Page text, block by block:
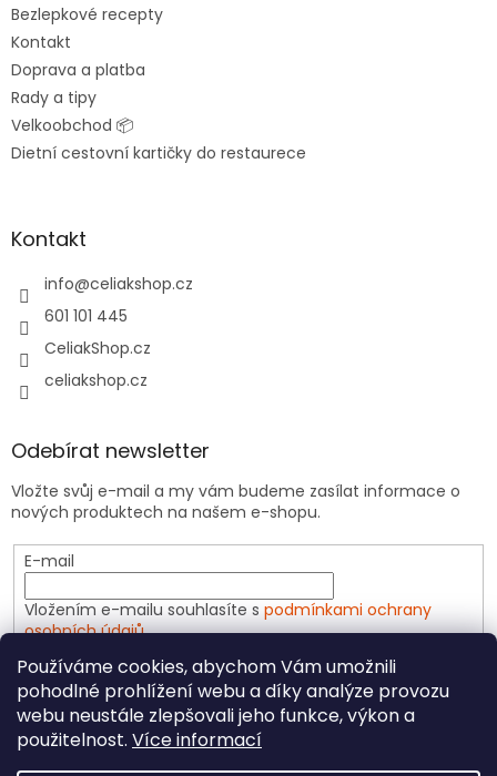
Používáme cookies, abychom Vám umožnili
pohodlné prohlížení webu a díky analýze provozu
webu neustále zlepšovali jeho funkce, výkon a
použitelnost. Více informací
Bezlepkové recepty
Kontakt
Doprava a platba
Rady a tipy
Velkoobchod 📦
Dietní cestovní kartičky do restaurece
Kontakt
info@celiakshop.cz
601 101 445
CeliakShop.cz
celiakshop.cz
Odebírat newsletter
Vložte svůj e-mail a my vám budeme zasílat informace o
nových produktech na našem e-shopu.
E-mail
Vložením e-mailu souhlasíte s podmínkami ochrany
osobních údajů
PŘIHLÁSIT SE